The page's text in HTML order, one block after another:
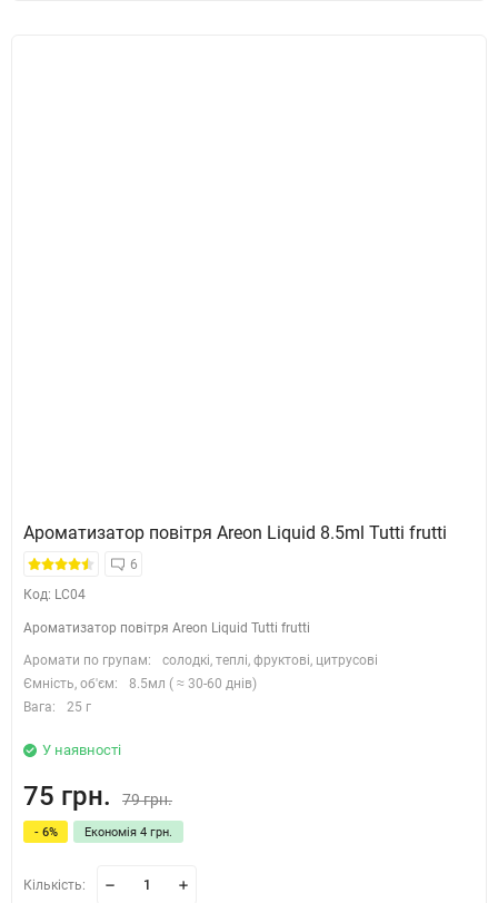
Ароматизатор повітря Areon Liquid 8.5ml Tutti frutti
6
Код: LC04
Ароматизатор повітря Areon Liquid Tutti frutti
Аромати по групам:
солодкі, теплі, фруктові, цитрусові
Ємність, об'єм:
8.5мл ( ≈ 30-60 днів)
Вага:
25 г
У наявності
75 грн. 79 грн.
- 6% Економія 4 грн.
Кількість: